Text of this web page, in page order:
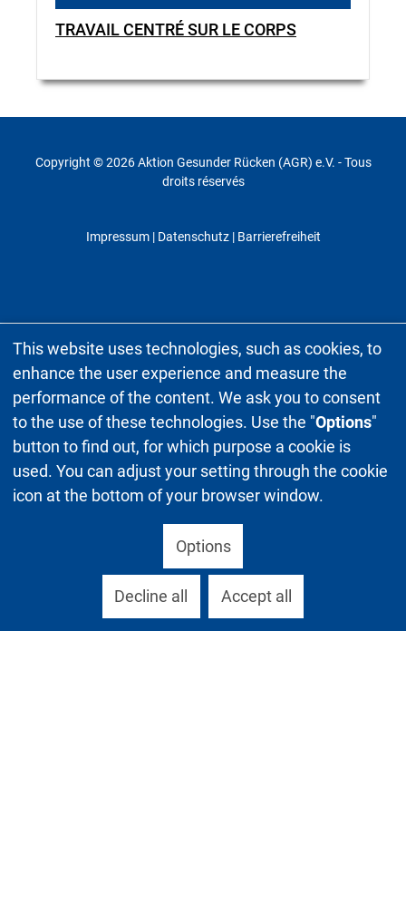
TRAVAIL CENTRÉ SUR LE CORPS
Copyright © 2026 Aktion Gesunder Rücken (AGR) e.V. - Tous
droits réservés
Impressum| Datenschutz| Barrierefreiheit
This website uses technologies, such as cookies, to
enhance the user experience and measure the
performance of the content. We ask you to consent
to the use of these technologies. Use the "Options"
button to find out, for which purpose a cookie is
used. You can adjust your setting through the cookie
icon at the bottom of your browser window.
Options
Decline all Accept all